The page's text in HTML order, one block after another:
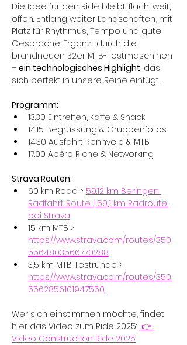
Die Idee für den Ride bleibt: flach, weit,
offen. Entlang weiter Landschaften, mit
Platz für Rhythmus, Tempo und gute
Gespräche. Ergänzt durch die
brandneuen 32er MTB-Testmaschinen
– ein technologisches Highlight, das
sich perfekt in unsere Reihe einfügt.
Programm:
13.30 Eintreffen, Kaffe & Snack
14.15 Begrüssung & Gruppenfotos
14.30 Ausfahrt Rennvelo & MTB
17.00 Apéro Riche & Networking
Strava Routen:
60 km Road > 59.12 km Beringen
Radfahrt Route | 59,1 km Radroute
bei Strava
15 km MTB >
https://www.strava.com/routes/350
5564803566770288
3,5 km MTB Testrunde >
https://www.strava.com/routes/350
5562856101947550
Wer sich einstimmen möchte, findet
hier das Video zum Ride 2025: 👉
Video Construction Ride 2025